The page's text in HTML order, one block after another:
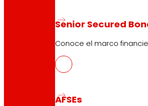
Senior Secured
Conoce el marco
AFSEs